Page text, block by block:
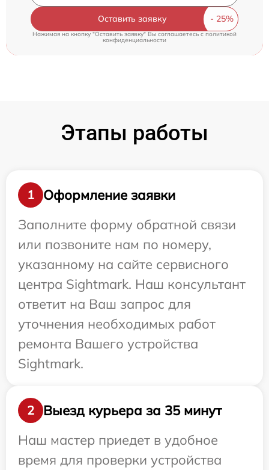
Оставить заявку
Нажимая на кнопку "Оставить заявку" Вы соглашаетесь cполитикой
конфиденциальности
Этапы работы
1
Оформление заявки
Заполните форму обратной связи
или позвоните нам по номеру,
указанному на сайте сервисного
центра Sightmark. Наш консультант
ответит на Ваш запрос для
уточнения необходимых работ
ремонта Вашего устройства
Sightmark.
2
Выезд курьера за 35 минут
Наш мастер приедет в удобное
время для проверки устройства